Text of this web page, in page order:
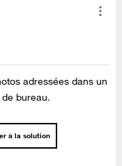
adressées dans un
bureau.
à la solution